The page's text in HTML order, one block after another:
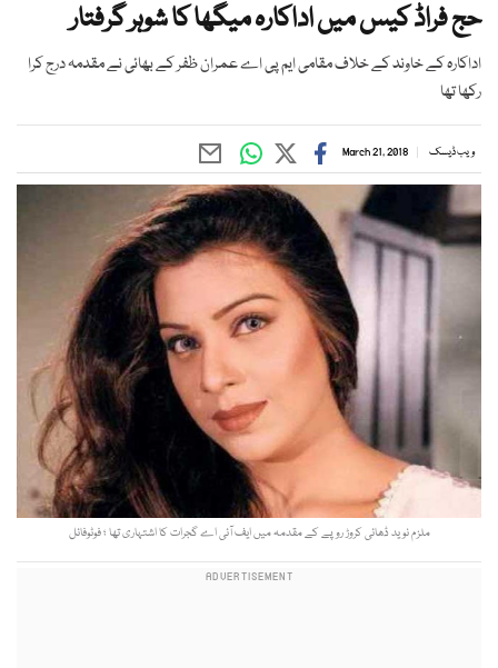
حج فراڈ کیس میں اداکارہ میگھا کا شوہر گرفتار
اداکارہ کے خاوند کے خلاف مقامی ایم پی اے عمران ظفر کے بھائی نے مقدمہ درج کرا
رکھا تھا
ویب ڈیسک March 21, 2018
ملزم نوید ڈھائی کروڑ روپے کے مقدمہ میں ایف آئی اے گجرات کا اشتہاری تھا ؛ فوٹوفائل